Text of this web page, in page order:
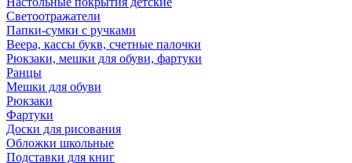
Светоотражатели
Папки-сумки с ручками
Веера, кассы букв, счетные палочки
Рюкзаки, мешки для обуви, фартуки
Ранцы
Мешки для обуви
Рюкзаки
Фартуки
Доски для рисования
Обложки школьные
Подставки для книг